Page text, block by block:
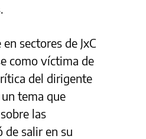
.
sectores de JxC
como víctima de
del dirigente
tema que
las
de salir en su